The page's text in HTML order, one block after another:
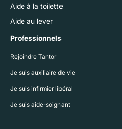
Aide à la toilette
Aide au lever
Professionnels
Rejoindre Tantor
Je suis auxiliaire de vie
Je suis infirmier libéral
Je suis aide-soignant